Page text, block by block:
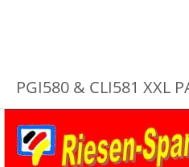
PGI580 & CLI581 XXL